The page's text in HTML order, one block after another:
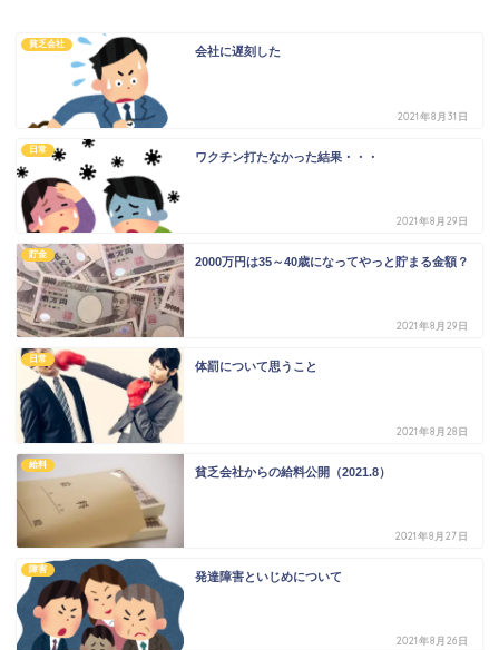
貧乏会社
会社に遅刻した
2021年8月31日
日常
ワクチン打たなかった結果・・・
2021年8月29日
貯金
2000万円は35～40歳になってやっと貯まる金額？
2021年8月29日
日常
体罰について思うこと
2021年8月28日
給料
貧乏会社からの給料公開（2021.8）
2021年8月27日
障害
発達障害といじめについて
2021年8月26日